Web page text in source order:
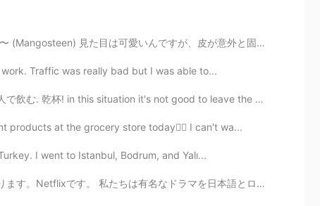
がんばってね！
張ります！
張ります！
ります。
皮が意外と固かったんです！🤔 手でも開けれると書いてありましたので、最初に手で両側を...
Traffic was really bad but I was able to...
杯! in this situation it's not good to leave the house, so I'm dri...
products at the grocery store today👌🏻 I can't wa...
I went to Istanbul, Bodrum, and Yalı...
本語とロシア語と中国語とアラビア語にダビングしています。私と従業員はたくさんのお金を稼ぎま...